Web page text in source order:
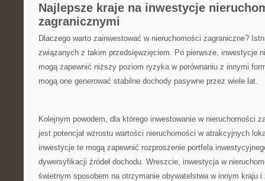
Najlepsze kraje na inwestycje⁤
zagranicznymi
Dlaczego warto zainwestować w nieruchomości zagraniczne?
związanych z takim przedsięwzięciem. Po pierwsze, inwestycje
mogą zapewnić niższy⁣ poziom ryzyka w porównaniu z innymi
mogą one ‌generować stabilne dochody pasywne przez wiele‌ lat.
Kolejnym powodem, dla którego inwestowanie w nieruchomości
jest potencjał wzrostu wartości nieruchomości w atrakcyjnych
inwestycje te mogą zapewnić rozproszenie portfela
dywersyfikacji ⁤źródeł dochodu. Wreszcie, inwestycja‍ w
świetnym sposobem⁢ na otrzymanie obywatelstwa w innym kraju